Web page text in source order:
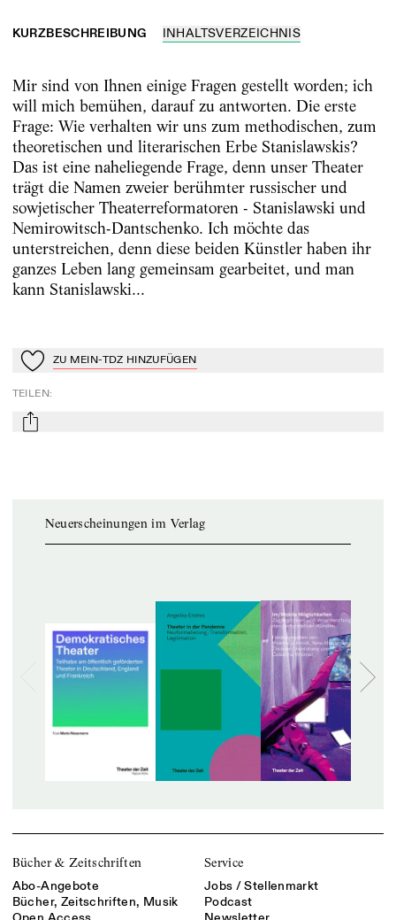
KURZBESCHREIBUNG INHALTSVERZEICHNIS
Mir sind von Ihnen einige Fragen gestellt worden; ich
will mich bemühen, darauf zu antworten. Die erste
Frage: Wie verhalten wir uns zum methodischen, zum
theoretischen und literarischen Erbe Stanislawskis?
Das ist eine naheliegende Frage, denn unser Theater
trägt die Namen zweier berühmter russischer und
sowjetischer Theaterreformatoren - Stanislawski und
Nemirowitsch-Dantschenko. Ich möchte das
unterstreichen, denn diese beiden Künstler haben ihr
ganzes Leben lang gemeinsam gearbeitet, und man
kann Stanislawski...
Zu Mein-TdZ hinzufügen
ZU MEIN-TDZ HINZUFÜGEN
TEILEN:
mail
Neuerscheinungen im Verlag
Bücher & Zeitschriften
Abo-Angebote
Bücher, Zeitschriften, Musik
Service
Jobs / Stellenmarkt
Podcast